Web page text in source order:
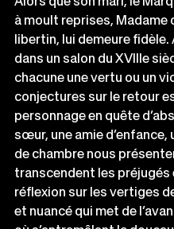
à moult reprises, Madame
libertin, lui demeure
dans un salon du XVIIIe
chacune une vertu ou un
conjectures sur le retour
personnage en quête
sœur, une amie
de chambre nous
transcendent les
réflexion sur les vertiges
et nuancé qui met de